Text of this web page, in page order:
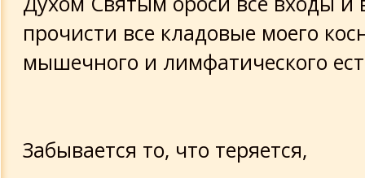
прочисти все кладовые моего
мышечного и лимфатического
Забывается то, что теряется,